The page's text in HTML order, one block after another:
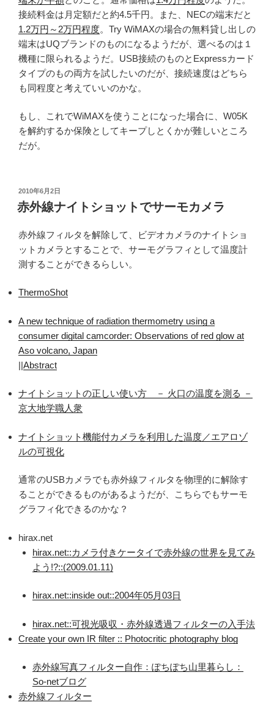
接続料金は月定額だと約4.5千円。また、NECの端末だと
1.2万円～2万円程度。Try WiMAXの場合の無料貸し出しの
端末はUQブランドのものになるようだが、選べるのは１
機種に限られるようだ。USB接続のものとExpressカード
タイプのもの両方を試したいのだが、接続速度はどちら
も同程度と考えていいのかな。
もし、これでWiMAXを使うことになった場合に、W05K
を解約するか保険としてキープしとくかが難しいところ
だが。
投
稿
日:
2010年6月2日
赤外線ナイトショットでサーモカメラ
赤外線フィルタを解除して、ビデオカメラのナイトショ
ットカメラとすることで、サーモグラフィとして温度計
測することができるらしい。
ThermoShot
A new technique of radiation thermometry using a
consumer digital camcorder: Observations of red glow at
Aso volcano, Japan
||Abstract
ナイトショットの正しい使い方 － 火口の温度を測る －
京大地学職人衆
ナイトショット機能付カメラを利用した温度／エアロゾ
ルの可視化
通常のUSBカメラでも赤外線フィルタを物理的に解除す
ることができるものがあるようだが、こちらでもサーモ
グラフィ化できるのかな？
hirax.net
hirax.net::カメラ付きケータイで赤外線の世界を見てみ
よう!?::(2009.01.11)
hirax.net::inside out::2004年05月03日
hirax.net::可視光吸収・赤外線透過フィルターの入手法
Create your own IR filter :: Photocritic photography blog
赤外線写真フィルター自作：ぽちぽち山里暮らし：
So-netブログ
赤外線フィルター